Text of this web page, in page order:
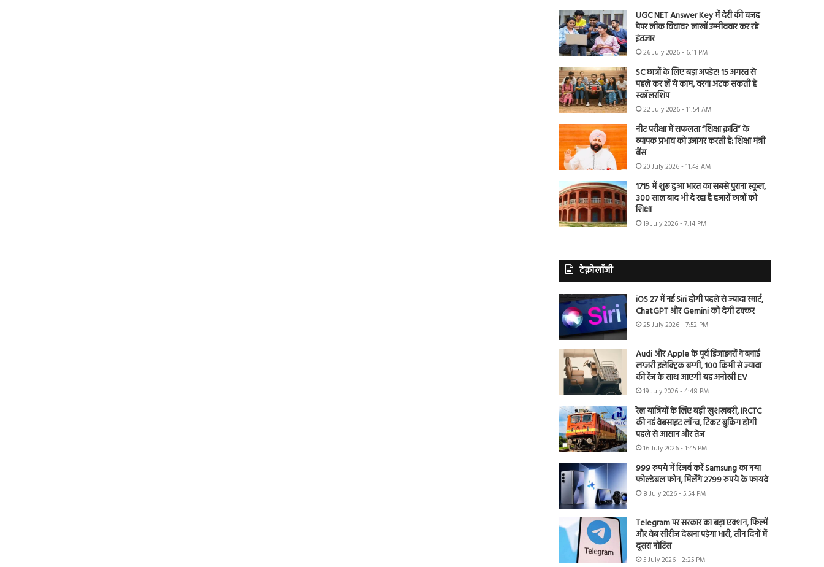
UGC NET Answer Key में देरी की वजह
पेपर लीक विवाद? लाखों उम्मीदवार कर रहे
इंतजार
26 July 2026 - 6:11 PM
SC छात्रों के लिए बड़ा अपडेट! 15 अगस्त से
पहले कर लें ये काम, वरना अटक सकती है
स्कॉलरशिप
22 July 2026 - 11:54 AM
नीट परीक्षा में सफलता “शिक्षा क्रांति” के
व्यापक प्रभाव को उजागर करती है: शिक्षा मंत्री
बैंस
20 July 2026 - 11:43 AM
1715 में शुरू हुआ भारत का सबसे पुराना स्कूल,
300 साल बाद भी दे रहा है हजारों छात्रों को
शिक्षा
19 July 2026 - 7:14 PM
टेक्नोलॉजी
iOS 27 में नई Siri होगी पहले से ज्यादा स्मार्ट,
ChatGPT और Gemini को देगी टक्कर
25 July 2026 - 7:52 PM
Audi और Apple के पूर्व डिजाइनरों ने बनाई
लग्जरी इलेक्ट्रिक बग्गी, 100 किमी से ज्यादा
की रेंज के साथ आएगी यह अनोखी EV
19 July 2026 - 4:48 PM
रेल यात्रियों के लिए बड़ी खुशखबरी, IRCTC
की नई वेबसाइट लॉन्च, टिकट बुकिंग होगी
पहले से आसान और तेज
16 July 2026 - 1:45 PM
999 रुपये में रिजर्व करें Samsung का नया
फोल्डेबल फोन, मिलेंगे 2799 रुपये के फायदे
8 July 2026 - 5:54 PM
Telegram पर सरकार का बड़ा एक्शन, फिल्में
और वेब सीरीज देखना पड़ेगा भारी, तीन दिनों में
दूसरा नोटिस
5 July 2026 - 2:25 PM